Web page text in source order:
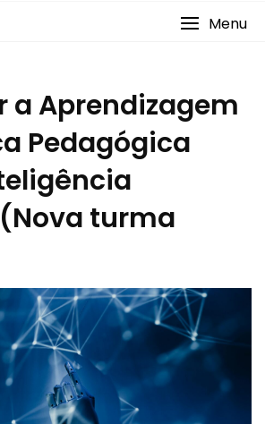
Menu
a Aprendizagem
Pedagógica
turma